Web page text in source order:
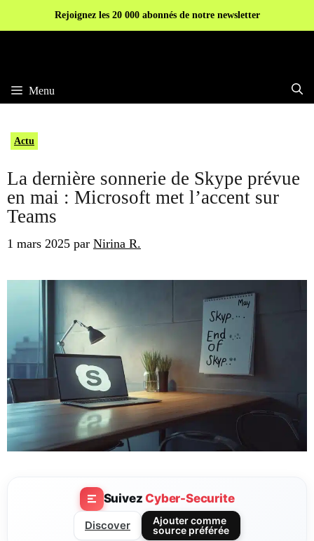
Rejoignez les 20 000 abonnés de notre newsletter
Menu
Actu
La dernière sonnerie de Skype prévue
en mai : Microsoft met l’accent sur
Teams
1 mars 2025 par Nirina R.
SuivezCyber-Securite
Discover
Ajouter comme
source préférée